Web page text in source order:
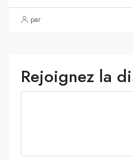
par
Rejoignez la